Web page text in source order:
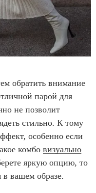
обратить внимание
парой для
не позволит
стильно. К тому
особенно если
комбо визуально
яркую опцию, то
в вашем образе.